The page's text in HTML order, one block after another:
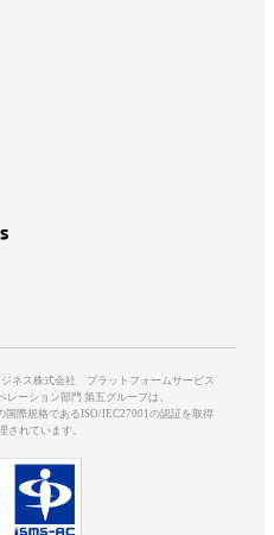
ネス株式会社 プラットフォームサービス
ーション部門 第五グループは、
際規格であるISO/IEC27001の認証を取得
されています。